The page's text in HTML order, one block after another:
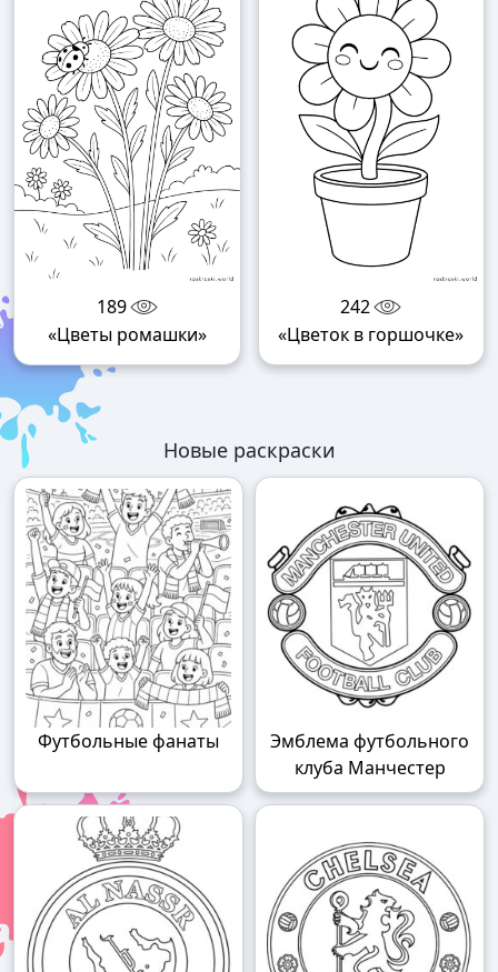
189
«Цветы ромашки»
242
«Цветок в горшочке»
Новые раскраски
Футбольные фанаты
Эмблема футбольного
клуба Манчестер